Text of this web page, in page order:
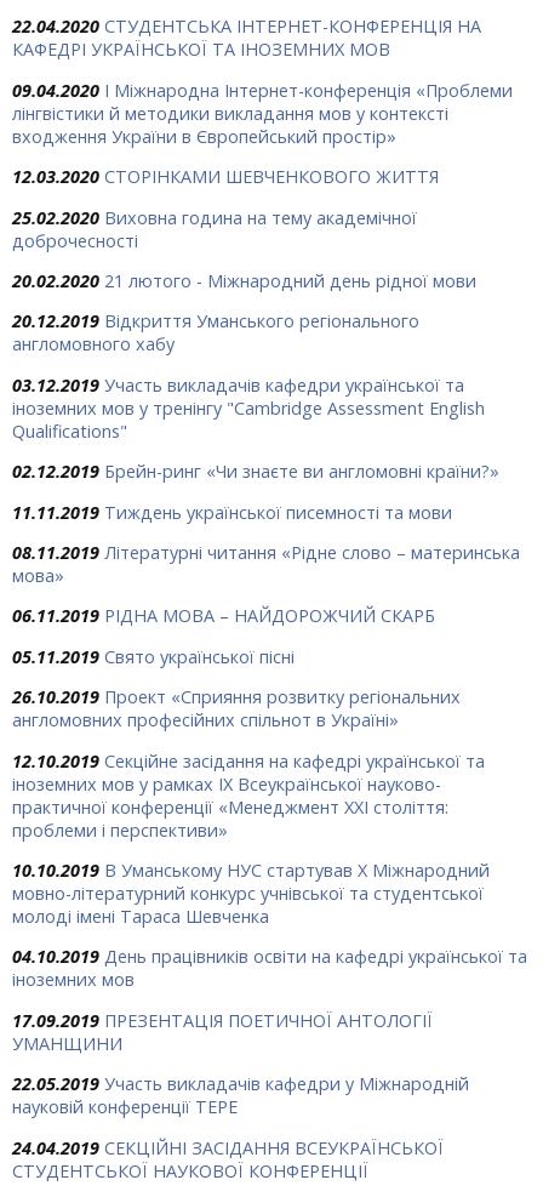
22.04.2020 СТУДЕНТСЬКА ІНТЕРНЕТ-КОНФЕРЕНЦІЯ НА
КАФЕДРІ УКРАЇНСЬКОЇ ТА ІНОЗЕМНИХ МОВ
09.04.2020 I Міжнародна Інтернет-конференція «Проблеми
лінгвістики й методики викладання мов у контексті
входження України в Європейський простір»
12.03.2020 СТОРІНКАМИ ШЕВЧЕНКОВОГО ЖИТТЯ
25.02.2020 Виховна година на тему академічної
доброчесності
20.02.2020 21 лютого - Міжнародний день рідної мови
20.12.2019 Відкриття Уманського регіонального
англомовного хабу
03.12.2019 Участь викладачів кафедри української та
іноземних мов у тренінгу "Cambridge Assessment English
Qualifications"
02.12.2019 Брейн-ринг «Чи знаєте ви англомовні країни?»
11.11.2019 Тиждень української писемності та мови
08.11.2019 Літературні читання «Рідне слово – материнська
мова»
06.11.2019 РІДНА МОВА – НАЙДОРОЖЧИЙ СКАРБ
05.11.2019 Свято української пісні
26.10.2019 Проект «Сприяння розвитку регіональних
англомовних професійних спільнот в Україні»
12.10.2019 Секційне засідання на кафедрі української та
іноземних мов у рамках ІХ Всеукраїнської науково-
практичної конференції «Менеджмент ХХІ століття:
проблеми і перспективи»
10.10.2019 В Уманському НУС стартував Х Міжнародний
мовно-літературний конкурс учнівської та студентської
молоді імені Тараса Шевченка
04.10.2019 День працівників освіти на кафедрі української та
іноземних мов
17.09.2019 ПРЕЗЕНТАЦІЯ ПОЕТИЧНОЇ АНТОЛОГІЇ
УМАНЩИНИ
22.05.2019 Участь викладачів кафедри у Міжнародній
науковій конференції ТЕРЕ
24.04.2019 СЕКЦІЙНІ ЗАСІДАННЯ ВСЕУКРАЇНСЬКОЇ
СТУДЕНТСЬКОЇ НАУКОВОЇ КОНФЕРЕНЦІЇ